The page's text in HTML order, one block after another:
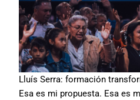
Lluís Serra: formación
Esa es mi propuesta. Esa es